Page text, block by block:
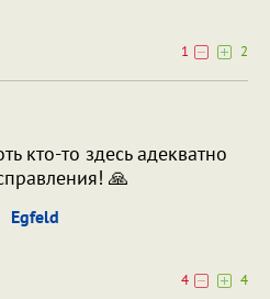
1
2
кто-то здесь адекватно
🙏
Egfeld
4
4